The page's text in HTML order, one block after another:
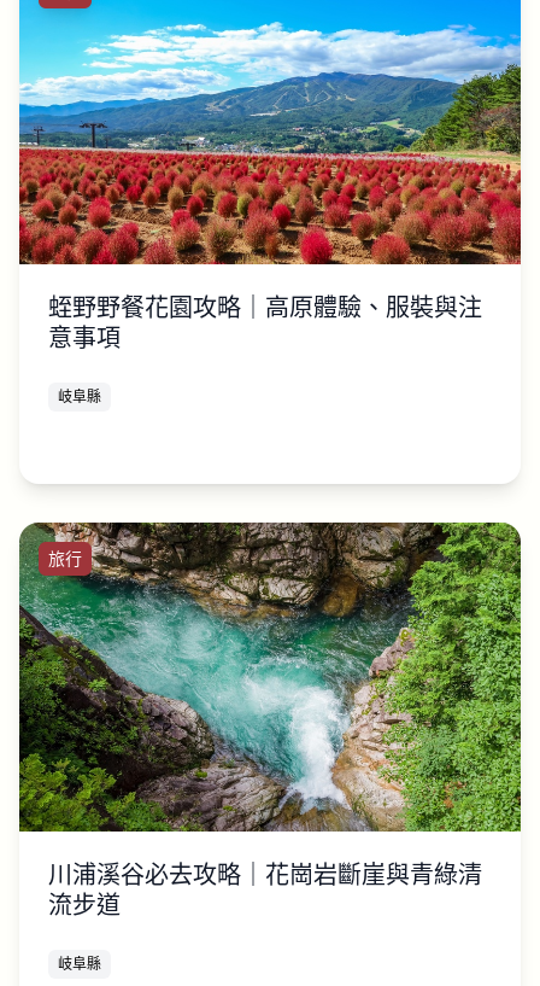
蛭野野餐花園攻略｜高原體驗、服裝與注
意事項
岐阜縣
旅行
川浦溪谷必去攻略｜花崗岩斷崖與青綠清
流步道
岐阜縣